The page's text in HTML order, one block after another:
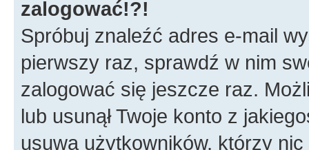
zalogować!?!
Spróbuj znaleźć adres e-mail
pierwszy raz, sprawdź w nim
zalogować się jeszcze raz.
lub usunął Twoje konto z
usuwa użytkowników, którzy